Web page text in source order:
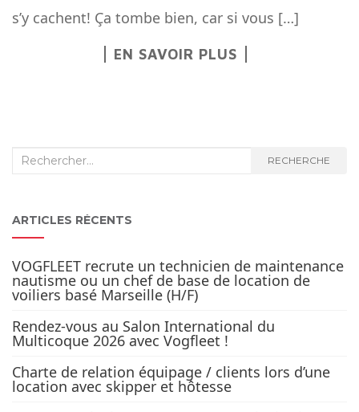
s’y cachent! Ça tombe bien, car si vous […]
EN SAVOIR PLUS
Recherche
RECHERCHE
ARTICLES RÉCENTS
VOGFLEET recrute un technicien de maintenance
nautisme ou un chef de base de location de
voiliers basé Marseille (H/F)
Rendez-vous au Salon International du
Multicoque 2026 avec Vogfleet !
Charte de relation équipage / clients lors d’une
location avec skipper et hôtesse